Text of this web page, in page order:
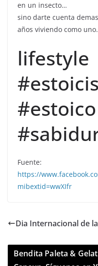
en un insecto…
sino darte cuenta
años viviendo como
lifestyle
#estoico
Fuente:
https://
mibextid=wwXIfr
Dia Internacional de
Bendita Paleta &